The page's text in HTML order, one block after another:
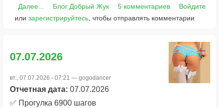
Далее... Блог Добрый Жук 5 комментариев
Войдите
или зарегистрируйтесь , чтобы отправлять комментарии
07.07.2026
вт., 07.07.2026 - 07:21 — gogodancer
Отчетная дата: 07.07.2026
✅ Прогулка 6900 шагов